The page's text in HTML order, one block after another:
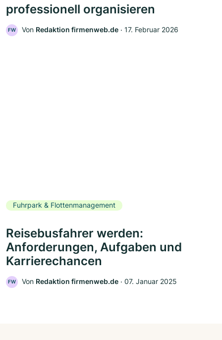
professionell organisieren
FW Von Redaktion firmenweb.de ‧ 17. Februar 2026
Fuhrpark & Flottenmanagement
Reisebusfahrer werden:
Anforderungen, Aufgaben und
Karrierechancen
FW Von Redaktion firmenweb.de ‧ 07. Januar 2025